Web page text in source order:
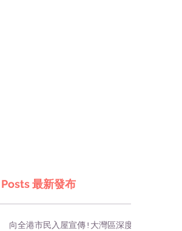
最新發布
向全港市民入屋宣傳!大灣區深度